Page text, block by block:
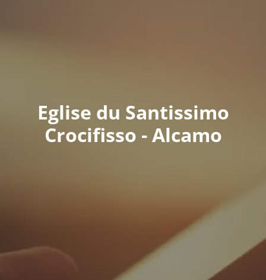
Eglise du Santissimo
Crocifisso - Alcamo